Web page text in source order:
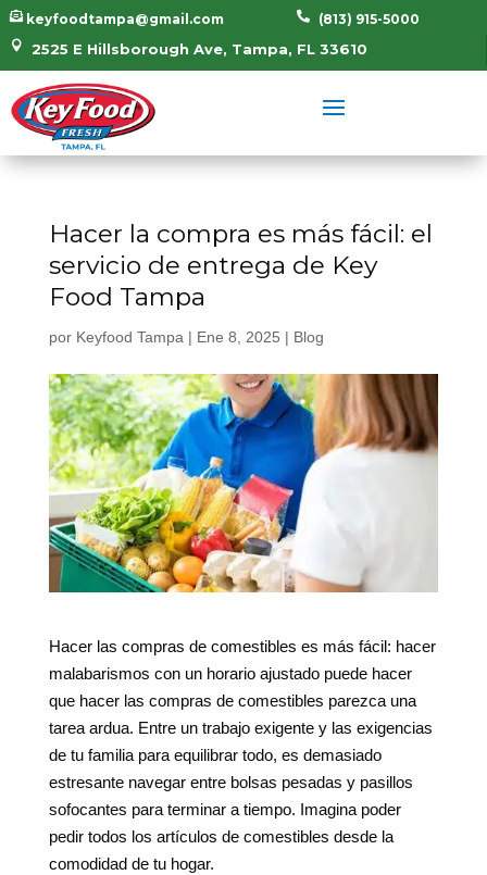
 (813) 915-5000
 keyfoodtampa@gmail.com
 2525 E Hillsborough Ave, Tampa, FL 33610
Hacer la compra es más fácil: el
servicio de entrega de Key
Food Tampa
por Keyfood Tampa | Ene 8, 2025 | Blog
Hacer las compras de comestibles es más fácil: hacer
malabarismos con un horario ajustado puede hacer
que hacer las compras de comestibles parezca una
tarea ardua. Entre un trabajo exigente y las exigencias
de tu familia para equilibrar todo, es demasiado
estresante navegar entre bolsas pesadas y pasillos
sofocantes para terminar a tiempo. Imagina poder
pedir todos los artículos de comestibles desde la
comodidad de tu hogar.